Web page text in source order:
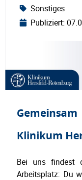
Sonstiges
Publiziert:
Klinikum
Bei uns findest
Arbeitsplatz: Du